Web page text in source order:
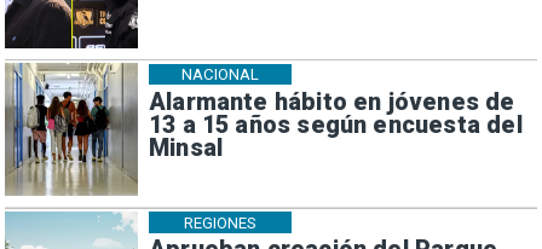
Alarmante hábito en jóvenes de
13 a 15 años según encuesta del
Minsal
NACIONAL
REGIONES